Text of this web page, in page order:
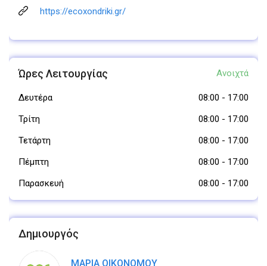
https://ecoxondriki.gr/
Ώρες Λειτουργίας Ανοιχτά
Δευτέρα 08:00 - 17:00
Τρίτη
08:00 - 17:00
Τετάρτη
08:00 - 17:00
Πέμπτη
08:00 - 17:00
Παρασκευή
08:00 - 17:00
Δημιουργός
ΜΑΡΙΑ ΟΙΚΟΝΟΜΟΥ